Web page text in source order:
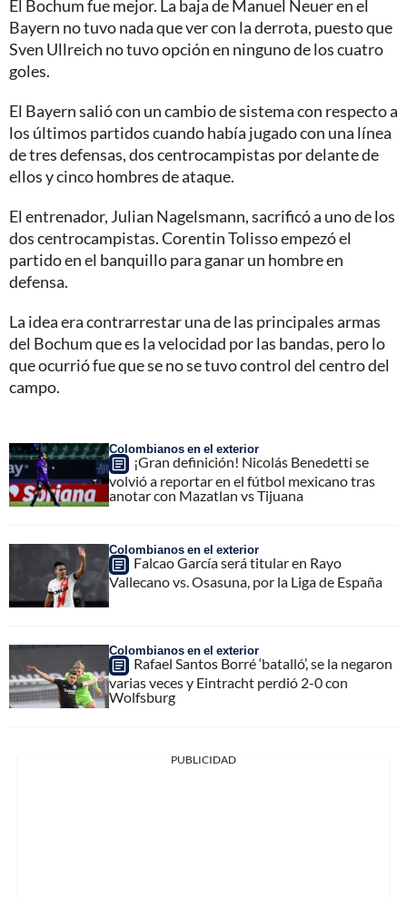
El Bochum fue mejor. La baja de Manuel Neuer en el
Bayern no tuvo nada que ver con la derrota, puesto que
Sven Ullreich no tuvo opción en ninguno de los cuatro
goles.
El Bayern salió con un cambio de sistema con respecto a
los últimos partidos cuando había jugado con una línea
de tres defensas, dos centrocampistas por delante de
ellos y cinco hombres de ataque.
El entrenador, Julian Nagelsmann, sacrificó a uno de los
dos centrocampistas. Corentin Tolisso empezó el
partido en el banquillo para ganar un hombre en
defensa.
La idea era contrarrestar una de las principales armas
del Bochum que es la velocidad por las bandas, pero lo
que ocurrió fue que se no se tuvo control del centro del
campo.
Colombianos en el exterior
¡Gran definición! Nicolás Benedetti se
volvió a reportar en el fútbol mexicano tras
anotar con Mazatlan vs Tijuana
Colombianos en el exterior
Falcao García será titular en Rayo
Vallecano vs. Osasuna, por la Liga de España
Colombianos en el exterior
Rafael Santos Borré ‘batalló’, se la negaron
varias veces y Eintracht perdió 2-0 con
Wolfsburg
PUBLICIDAD